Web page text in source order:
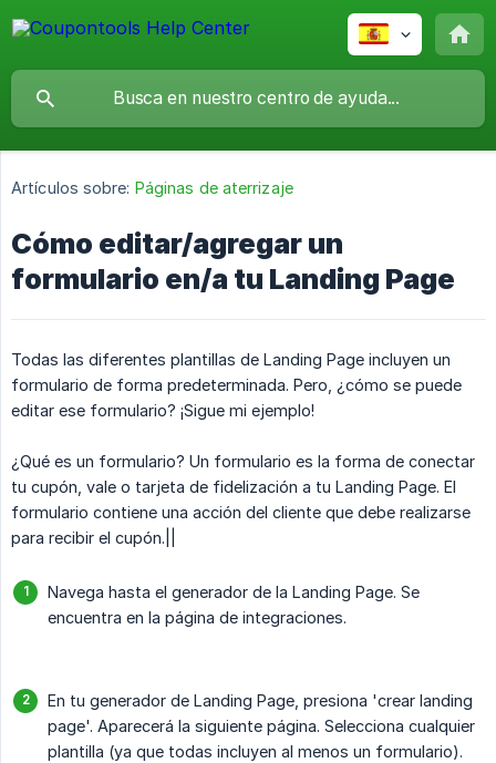
Artículos sobre: Páginas de aterrizaje
Cómo editar/agregar un
formulario en/a tu Landing Page
Todas las diferentes plantillas de Landing Page incluyen un
formulario de forma predeterminada. Pero, ¿cómo se puede
editar ese formulario? ¡Sigue mi ejemplo!
¿Qué es un formulario? Un formulario es la forma de conectar
tu cupón, vale o tarjeta de fidelización a tu Landing Page. El
formulario contiene una acción del cliente que debe realizarse
para recibir el cupón.||
Navega hasta el generador de la Landing Page. Se
encuentra en la página de integraciones.
En tu generador de Landing Page, presiona 'crear landing
page'. Aparecerá la siguiente página. Selecciona cualquier
plantilla (ya que todas incluyen al menos un formulario).